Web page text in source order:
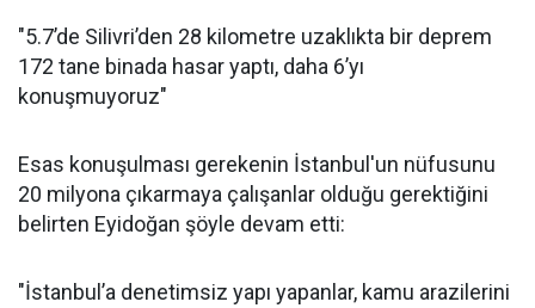
"5.7’de Silivri’den 28 kilometre uzaklıkta bir deprem
172 tane binada hasar yaptı, daha 6’yı
konuşmuyoruz"
Esas konuşulması gerekenin İstanbul'un nüfusunu
20 milyona çıkarmaya çalışanlar olduğu gerektiğini
belirten Eyidoğan şöyle devam etti:
"İstanbul’a denetimsiz yapı yapanlar, kamu arazilerini